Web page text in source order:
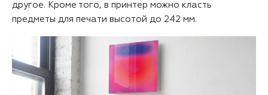
другое. Кроме того, в принтер можно класть
предметы для печати высотой до 242 мм.